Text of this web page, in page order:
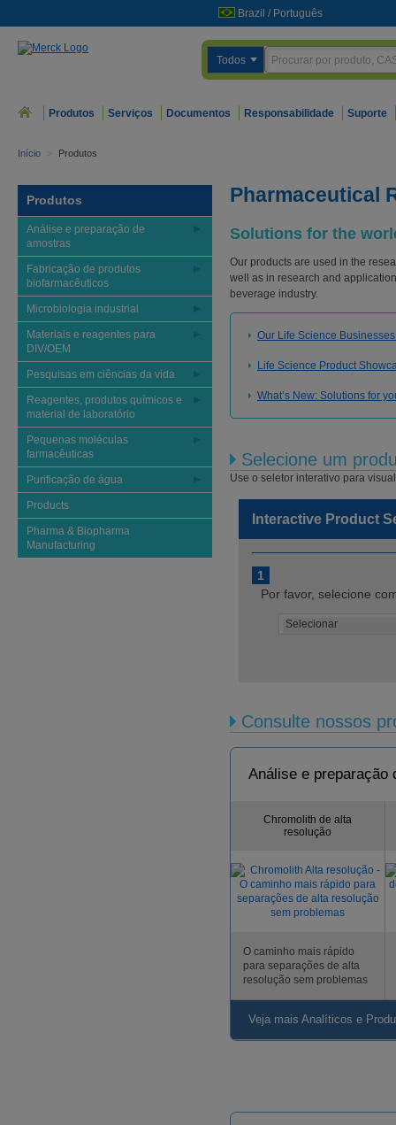
Brazil / Português
Todos
Produtos Serviços Documentos Responsabilidade Suporte
Início > Produtos
Produtos
Análise e preparação de
amostras
Fabricação de produtos
biofarmacêuticos
Microbiologia industrial
Materiais e reagentes para
DIV/OEM
Pesquisas em ciências da vida
Reagentes, produtos químicos e
material de laboratório
Pequenas moléculas
farmacêuticas
Purificação de água
Products
Pharma & Biopharma
Manufacturing
Pharmaceutical
Solutions for the
Our products are used in the
well as in research and
beverage industry.
Our Life Science
Life Science Product
What’s New: Solutions for
Selecione um
Use o seletor interativo para
Interactive Product
1
Por favor, selecione
Consulte nossos
Análise e preparação
Chromolith de alta
resolução
O caminho mais rápido
para separações de alta
resolução sem problemas
Veja mais Analíticos e